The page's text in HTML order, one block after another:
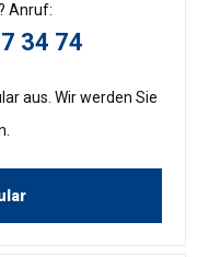
Anruf:
34 74
aus. Wir werden Sie